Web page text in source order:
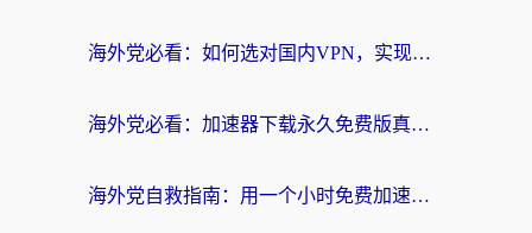
海外党必看：如何选对国内VPN，实现无缝访问国内资源？
海外党必看：加速器下载永久免费版真的存在吗？教你无缝访问国内资源的正确姿势
海外党自救指南：用一个小时免费加速器，轻松打破国内资源访问壁垒？